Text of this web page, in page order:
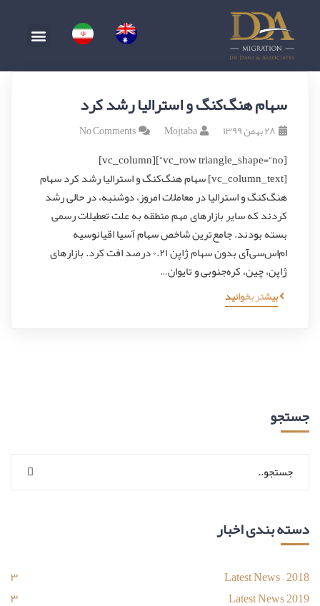
سهام هنگ‌کنگ و استرالیا رشد کرد
۲۸ بهمن ۱۳۹۹ Mojtaba
No Comments
[vc_row triangle_shape=”no”][vc_column]
[vc_column_text] سهام هنگ‌کنگ و استرالیا رشد کرد سهام
هنگ‌کنگ و استرالیا در معاملات امروز، دوشنبه، در حالی رشد
کردند که سایر بازارهای مهم منطقه به علت تعطیلات رسمی
بسته بودند. جامع‌ترین شاخص سهام آسیا اقیانوسیه
ام‌اس‌سی‌آی بدون سهام ژاپن ۰.۲۱ درصد افت کرد. بازارهای
ژاپن، چین، کره‌جنوبی و تایوان…
بیشتر بخوانید
جستجو
دسته بندی اخبار
Latest News – 2018
۳
Latest News 2019
۳